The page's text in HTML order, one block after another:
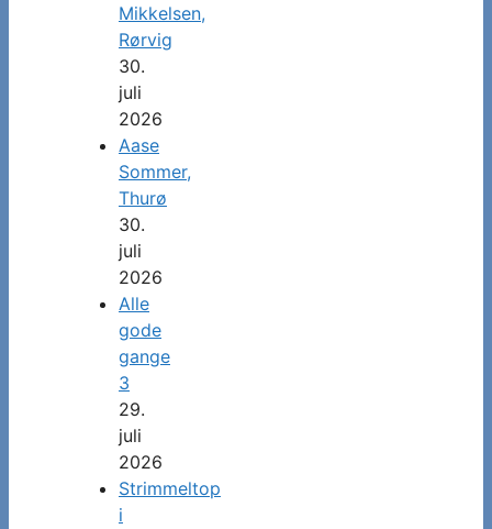
Mikkelsen,
Rørvig
30.
juli
2026
Aase
Sommer,
Thurø
30.
juli
2026
Alle
gode
gange
3
29.
juli
2026
Strimmeltop
i